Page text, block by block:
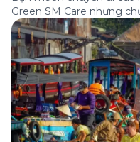
Green SM Care nhưng
dưới đây sẽ hướng dẫn
gia) gói bảo hiểm này
những lưu ý quan trọng